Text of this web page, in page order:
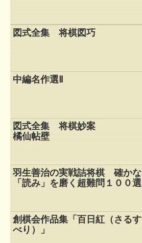
図式全集 将棋図巧
中編名作選Ⅱ
図式全集 将棋妙案
橘仙帖壁
羽生善治の実戦詰将棋 確かな
「読み」を磨く超難問１００選
創棋会作品集「百日紅（さるす
べり）」